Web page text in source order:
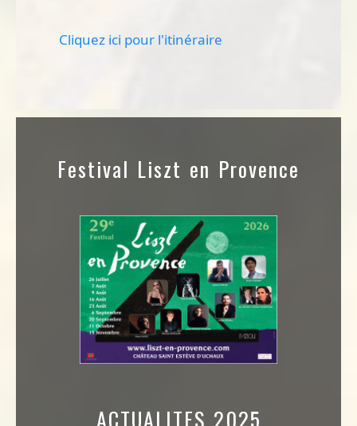
Cliquez ici pour l'itinéraire
Festival Liszt en Provence
ACTUALITES 2025